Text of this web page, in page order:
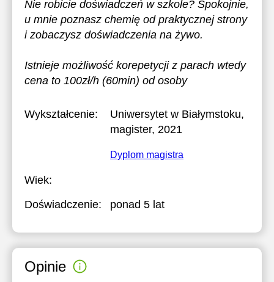
Nie robicie doświadczeń w szkole? Spokojnie,
u mnie poznasz chemię od praktycznej strony
i zobaczysz doświadczenia na żywo.
Istnieje możliwość korepetycji z parach wtedy
cena to 100zł/h (60min) od osoby
Wykształcenie: Uniwersytet w Białymstoku,
magister, 2021
Dyplom magistra
Wiek:
Doświadczenie:
ponad 5 lat
Opinie